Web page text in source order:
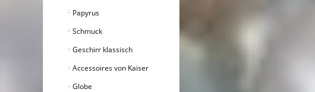
Papyrus
Schmuck
Geschirr klassisch
Accessoires von Kaiser
Globe